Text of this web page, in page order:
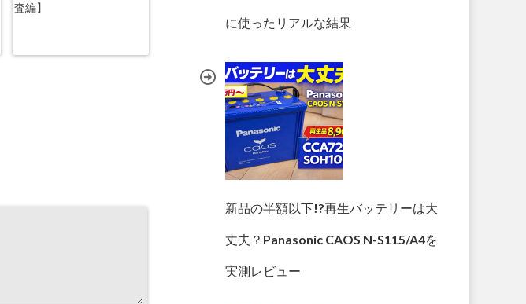
査編】
に使ったリアルな結果
新品の半額以下!?再生バッテリーは大
丈夫？Panasonic CAOS N-S115/A4を
実測レビュー